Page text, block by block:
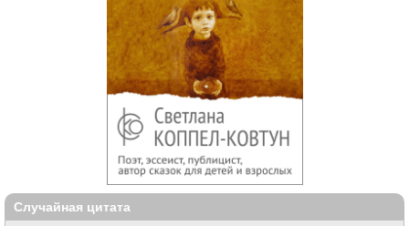
Случайная цитата